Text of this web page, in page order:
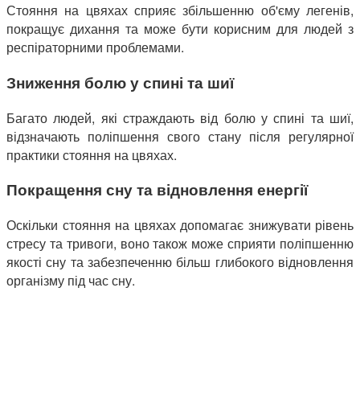
Стояння на цвяхах сприяє збільшенню об'єму легенів,
покращує дихання та може бути корисним для людей з
респіраторними проблемами.
Зниження болю у спині та шиї
Багато людей, які страждають від болю у спині та шиї,
відзначають поліпшення свого стану після регулярної
практики стояння на цвяхах.
Покращення сну та відновлення енергії
Оскільки стояння на цвяхах допомагає знижувати рівень
стресу та тривоги, воно також може сприяти поліпшенню
якості сну та забезпеченню більш глибокого відновлення
організму під час сну.